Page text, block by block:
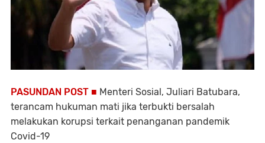
PASUNDAN POST ■ Menteri Sosial, Juliari Batubara,
terancam hukuman mati jika terbukti bersalah
melakukan korupsi terkait penanganan pandemik
Covid-19